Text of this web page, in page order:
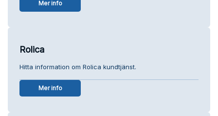
Mer info
Rolica
Hitta information om Rolica kundtjänst.
Mer info